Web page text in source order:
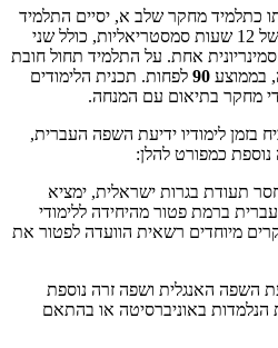
כתלמיד מחקר שלב א, יסיים התלמיד
את חובות לימודיו בהיקף של 12 שעות סמסטריאליות, כולל שני
סמינריונית אחת. על התלמיד תחול חובת
בממוצע 90 לפחות. תכנית הלימודים
מחקר בתיאום עם המנחה.
בזמן לימודיו ידיעת השפה העברית,
כמפורט להלן:
תעודת בגרות ישראלית, ימציא
ברמת פטור מהיחידה ללימודי
מיוחדים רשאית הוועדה לפטור את
השפה האנגלית ושפה זרה נוספת
באוניברסיטה או בהתאם